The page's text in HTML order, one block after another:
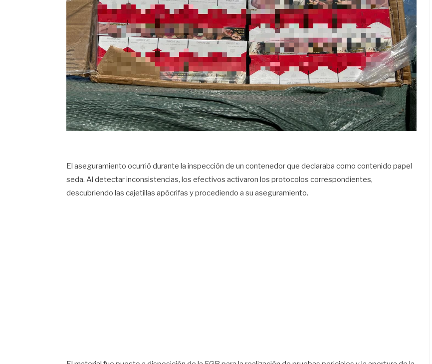
El aseguramiento ocurrió durante la inspección de un contenedor que declaraba como contenido papel
seda. Al detectar inconsistencias, los efectivos activaron los protocolos correspondientes,
descubriendo las cajetillas apócrifas y procediendo a su aseguramiento.